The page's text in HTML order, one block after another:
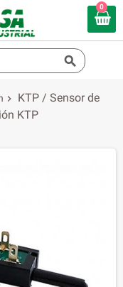
0


KTP / Sensor de
KTP